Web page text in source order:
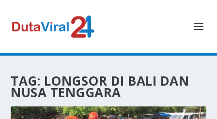
TAG: LONGSOR DI BALI DAN
NUSA TENGGARA